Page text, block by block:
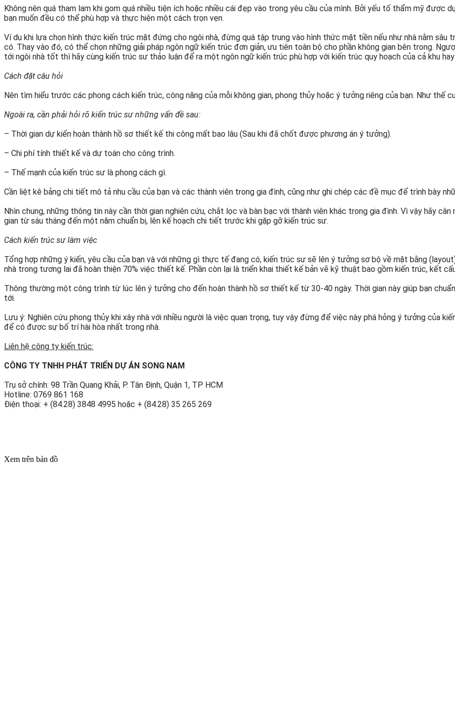
Không nên quá tham lam khi gom quá nhiều tiện ích hoặc nhiều cái đẹp vào trong yêu cầu của mình. Bởi yếu tố thẩm mỹ được
bạn muốn đều có thể phù hợp và thực hiện một cách trọn vẹn.
Ví dụ khi lựa chọn hình thức kiến trúc mặt đứng cho ngôi nhà, đừng quá tập trung vào hình thức mặt tiền nếu như nhà nằm sâu
có. Thay vào đó, có thể chọn những giải pháp ngôn ngữ kiến trúc đơn giản, ưu tiên toàn bộ cho phần không gian bên trong.
tới ngôi nhà tốt thì hãy cùng kiến trúc sư thảo luận để ra một ngôn ngữ kiến trúc phù hợp với kiến trúc quy hoạch của cả khu
Cách đặt câu hỏi
Nên tìm hiểu trước các phong cách kiến trúc, công năng của mỗi không gian, phong thủy hoặc ý tưởng riêng của bạn. Như thế
Ngoài ra, cần phải hỏi rõ kiến trúc sư những vấn đề sau:
– Thời gian dự kiến hoàn thành hồ sơ thiết kế thi công mất bao lâu (Sau khi đã chốt được phương án ý tưởng).
– Chi phí tính thiết kế và dự toán cho công trình.
– Thế mạnh của kiến trúc sư là phong cách gì.
Cần liệt kê bảng chi tiết mô tả nhu cầu của bạn và các thành viên trong gia đình, cũng như ghi chép các đề mục để trình bày
Nhìn chung, những thông tin này cần thời gian nghiên cứu, chắt lọc và bàn bạc với thành viên khác trong gia đình. Vì vậy hãy
gian từ sáu tháng đến một năm chuẩn bị, lên kế hoạch chi tiết trước khi gặp gỡ kiến trúc sư.
Cách kiến trúc sư làm việc
Tổng hợp những ý kiến, yêu cầu của bạn và với những gì thực tế đang có, kiến trúc sư sẽ lên ý tưởng sơ bộ về mặt bằng
nhà trong tương lai đã hoàn thiện 70% việc thiết kế. Phần còn lại là triển khai thiết kế bản vẽ kỹ thuật bao gồm kiến trúc, kết
Thông thường một công trình từ lúc lên ý tưởng cho đến hoàn thành hồ sơ thiết kế từ 30-40 ngày. Thời gian này giúp bạn
tới.
Lưu ý: Nghiên cứu phong thủy khi xây nhà với nhiều người là việc quan trọng, tuy vậy đừng để việc này phá hỏng ý tưởng của
để có được sự bố trí hài hòa nhất trong nhà.
Liên hệ công ty kiến trúc:
CÔNG TY TNHH PHÁT TRIỂN DỰ ÁN SONG NAM
Trụ sở chính: 98 Trần Quang Khải, P. Tân Định, Quận 1, TP HCM
Hotline: 0769 861 168
Điện thoại: + (84.28) 3848 4995 hoặc + (84.28) 35 265 269
Xem trên bản đồ